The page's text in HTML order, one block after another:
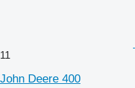
11
John Deere 400